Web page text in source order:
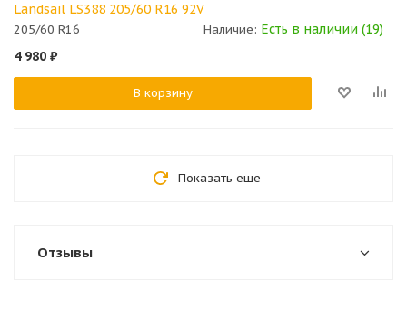
Landsail LS388 205/60 R16 92V
205/60 R16 Наличие: Есть в наличии (19)
4 980 ₽
В корзину
Показать еще
Отзывы